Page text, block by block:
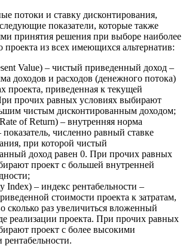
потоки и ставку дисконтирования,
показатели, которые также
принятия решения при выборе наиболее
проекта из всех имеющихся альтернатив:
Value) – чистый приведенный доход –
доходов и расходов (денежного потока)
проекта, приведенная к текущей
прочих равных условиях выбирают
чистым дисконтированным доходом;
of Return) – внутренняя норма
показатель, численно равный ставке
при которой чистый
доход равен 0. При прочих равных
проект с большей внутренней
Index) – индекс рентабельности –
стоимости проекта к затратам,
сколько раз увеличиться вложенный
реализации проекта. При прочих равных
проект с более высокими
рентабельности.